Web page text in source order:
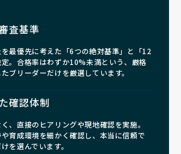
査基準
最優先に考えた「6つの絶対基準」と「12
。合格率はわずか10%未満という、厳格
ブリーダーだけを厳選しています。
確認体制
、直接のヒアリングや現地確認を実施。
育成環境を細かく確認し、本当に信頼で
を選んでいます。